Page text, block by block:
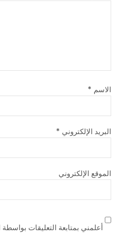
الاسم *
البريد الإلكتروني *
الموقع الإلكتروني
أعلمني بمتابعة التعليقات بواسطة